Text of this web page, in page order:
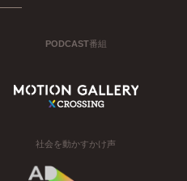
PODCAST番組
社会を動かすかけ声